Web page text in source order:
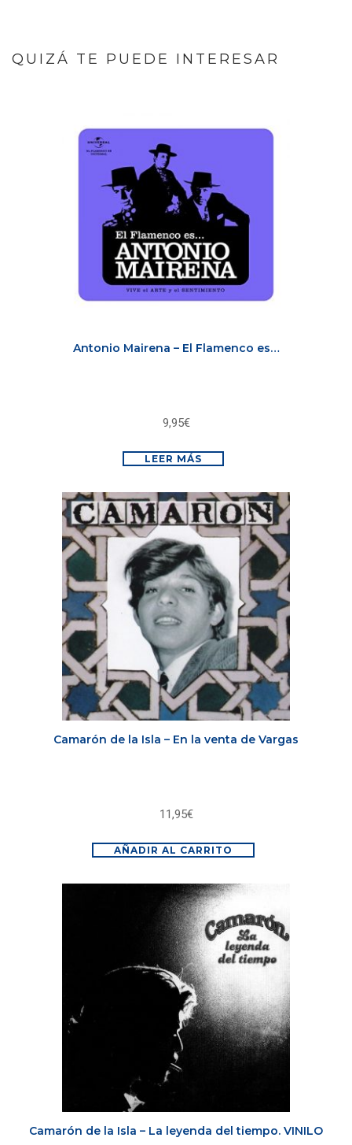
QUIZÁ TE PUEDE INTERESAR
Antonio Mairena – El Flamenco es…
9,95€
LEER MÁS
Camarón de la Isla – En la venta de Vargas
11,95€
AÑADIR AL CARRITO
Camarón de la Isla – La leyenda del tiempo. VINILO